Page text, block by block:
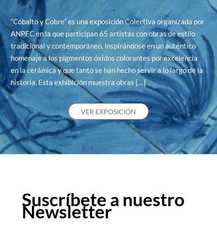
“Cobalto y Cobre” es una exposición Colectiva organizada por
ANPEC en la que participan 65 artistas con obras de estilo
tradicional y contemporáneo, inspirándose en un auténtico
homenaje a los pigmentos óxidos colorantes por excelencia
en la cerámica y que tanto se han hecho servir a lo largo de la
historia. Esta exhibición muestra obras […]
VER EXPOSICIÓN
Suscríbete a nuestro
Newsletter